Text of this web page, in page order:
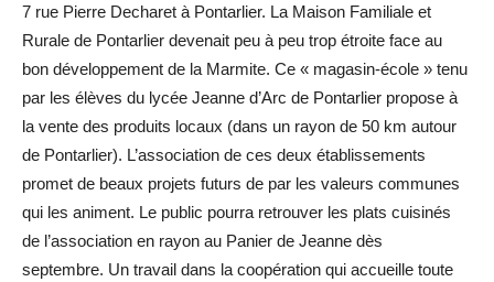
7 rue Pierre Decharet à Pontarlier. La Maison Familiale et
Rurale de Pontarlier devenait peu à peu trop étroite face au
bon développement de la Marmite. Ce « magasin-école » tenu
par les élèves du lycée Jeanne d’Arc de Pontarlier propose à
la vente des produits locaux (dans un rayon de 50 km autour
de Pontarlier). L’association de ces deux établissements
promet de beaux projets futurs de par les valeurs communes
qui les animent. Le public pourra retrouver les plats cuisinés
de l’association en rayon au Panier de Jeanne dès
septembre. Un travail dans la coopération qui accueille toute